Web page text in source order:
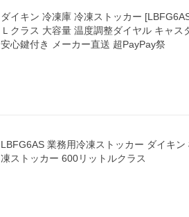
ダイキン 冷凍庫 冷凍ストッカー
Ｌクラス 大容量 温度調整ダイヤル キャス
安心鍵付き メーカー直送 超PayPay祭
LBFG6AS 業務用冷凍ストッカー ダイキン
凍ストッカー 600リットルクラス